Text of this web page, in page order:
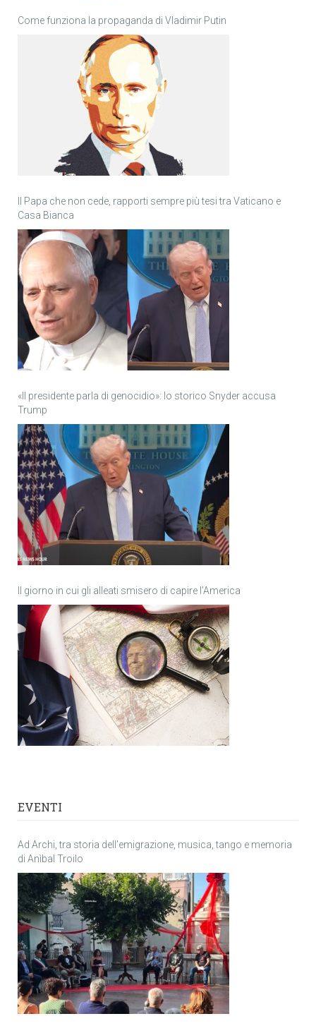
Come funziona la propaganda di Vladimir Putin
Il Papa che non cede, rapporti sempre più tesi tra Vaticano e
Casa Bianca
«Il presidente parla di genocidio»: lo storico Snyder accusa
Trump
Il giorno in cui gli alleati smisero di capire l’America
EVENTI
Ad Archi, tra storia dell’emigrazione, musica, tango e memoria
di Anìbal Troilo